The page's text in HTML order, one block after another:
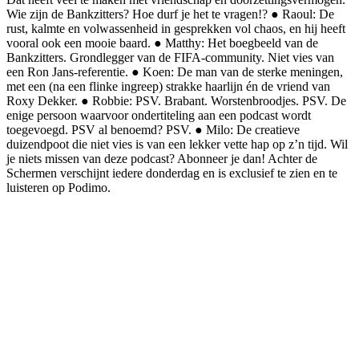
Wie zijn de Bankzitters? Hoe durf je het te vragen!? ● Raoul: De
rust, kalmte en volwassenheid in gesprekken vol chaos, en hij heeft
vooral ook een mooie baard. ● Matthy: Het boegbeeld van de
Bankzitters. Grondlegger van de FIFA-community. Niet vies van
een Ron Jans-referentie. ● Koen: De man van de sterke meningen,
met een (na een flinke ingreep) strakke haarlijn én de vriend van
Roxy Dekker. ● Robbie: PSV. Brabant. Worstenbroodjes. PSV. De
enige persoon waarvoor ondertiteling aan een podcast wordt
toegevoegd. PSV al benoemd? PSV. ● Milo: De creatieve
duizendpoot die niet vies is van een lekker vette hap op z’n tijd. Wil
je niets missen van deze podcast? Abonneer je dan! Achter de
Schermen verschijnt iedere donderdag en is exclusief te zien en te
luisteren op Podimo.